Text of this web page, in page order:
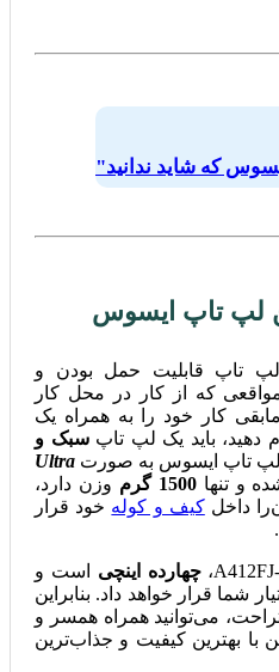
که شاید ندانید"
لپ تاپ ایسوس
لپ تاپ قابلیت حمل بودن و
که از کار در محل کار
کار خود را به همراه یک
دهید، باید یک لپ تاپسبک و
لپ تاپ ایسوس به صورت Ultra
و تنها1500 گرم
وزن دارد،
داخلکیف و کوله خود قرار
چهارده اینچی است و
شما قرار خواهد داد. بنابراین
می‌توانید همراه همسر و
با بهترین کیفیت و جذاب‌ترین